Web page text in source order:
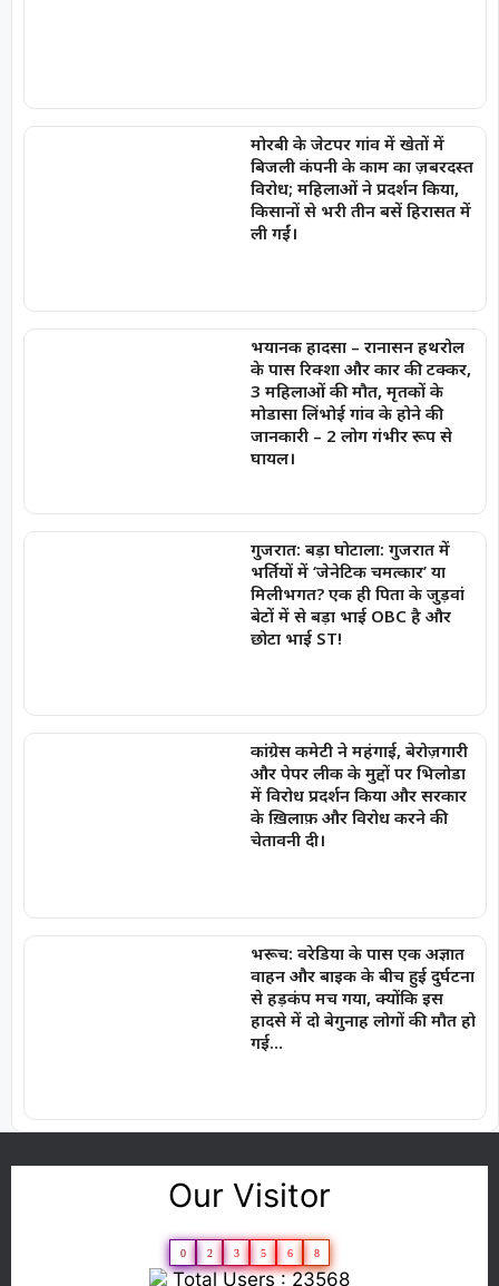
मोरबी के जेटपर गांव में खेतों में
बिजली कंपनी के काम का ज़बरदस्त
विरोध; महिलाओं ने प्रदर्शन किया,
किसानों से भरी तीन बसें हिरासत में
ली गईं।
भयानक हादसा – रानासन हथरोल
के पास रिक्शा और कार की टक्कर,
3 महिलाओं की मौत, मृतकों के
मोडासा लिंभोई गांव के होने की
जानकारी – 2 लोग गंभीर रूप से
घायल।
गुजरात: बड़ा घोटाला: गुजरात में
भर्तियों में ‘जेनेटिक चमत्कार’ या
मिलीभगत? एक ही पिता के जुड़वां
बेटों में से बड़ा भाई OBC है और
छोटा भाई ST!
कांग्रेस कमेटी ने महंगाई, बेरोज़गारी
और पेपर लीक के मुद्दों पर भिलोडा
में विरोध प्रदर्शन किया और सरकार
के ख़िलाफ़ और विरोध करने की
चेतावनी दी।
भरूच: वरेडिया के पास एक अज्ञात
वाहन और बाइक के बीच हुई दुर्घटना
से हड़कंप मच गया, क्योंकि इस
हादसे में दो बेगुनाह लोगों की मौत हो
गई…
Our Visitor
0 2 3 5 6 8
Total Users : 23568